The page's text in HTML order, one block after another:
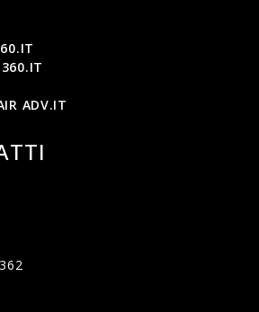
ADV.IT